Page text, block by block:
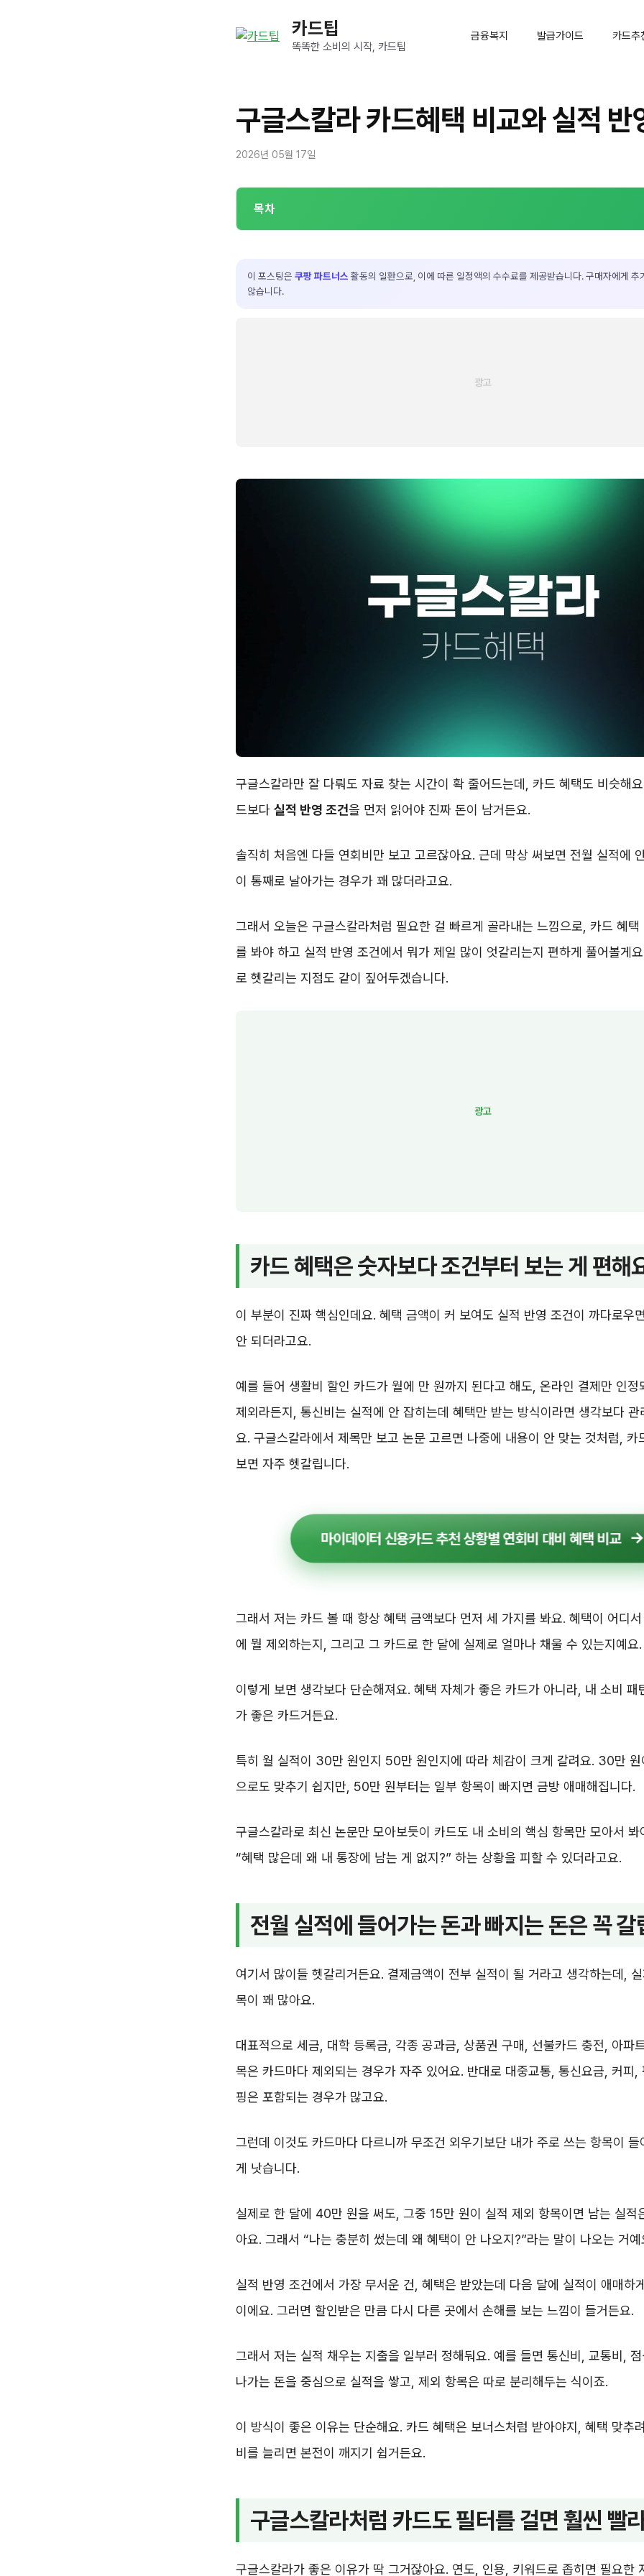
카드팁
똑똑한 소비의 시작, 카드팁
금융복지 발급가이드 카드추
구글스칼라 카드혜택 비교와 실적 반
2026년 05월 17일
목차
이 포스팅은 쿠팡 파트너스 활동의 일환으로, 이에 따른 일정액의 수수료를 제공받습니다. 구매자에게 추
않습니다.
구글스칼라만 잘 다뤄도 자료 찾는 시간이 확 줄어드는데, 카드 혜택도 비슷해
드보다 실적 반영 조건을 먼저 읽어야 진짜 돈이 남거든요.
솔직히 처음엔 다들 연회비만 보고 고르잖아요. 근데 막상 써보면 전월 실적에
이 통째로 날아가는 경우가 꽤 많더라고요.
그래서 오늘은 구글스칼라처럼 필요한 걸 빠르게 골라내는 느낌으로, 카드 혜
를 봐야 하고 실적 반영 조건에서 뭐가 제일 많이 엇갈리는지 편하게 풀어볼게
로 헷갈리는 지점도 같이 짚어두겠습니다.
카드 혜택은 숫자보다 조건부터 보는 게 편해
이 부분이 진짜 핵심인데요. 혜택 금액이 커 보여도 실적 반영 조건이 까다로우
안 되더라고요.
예를 들어 생활비 할인 카드가 월에 만 원까지 된다고 해도, 온라인 결제만 인정
제외라든지, 통신비는 실적에 안 잡히는데 혜택만 받는 방식이라면 생각보다 관
요. 구글스칼라에서 제목만 보고 논문 고르면 나중에 내용이 안 맞는 것처럼, 카
보면 자주 헷갈립니다.
마이데이터 신용카드 추천 상황별 연회비 대비 혜택 비교
그래서 저는 카드 볼 때 항상 혜택 금액보다 먼저 세 가지를 봐요. 혜택이 어디
에 뭘 제외하는지, 그리고 그 카드로 한 달에 실제로 얼마나 채울 수 있는지예요.
이렇게 보면 생각보다 단순해져요. 혜택 자체가 좋은 카드가 아니라, 내 소비 패
가 좋은 카드거든요.
특히 월 실적이 30만 원인지 50만 원인지에 따라 체감이 크게 갈려요. 30만 원
으로도 맞추기 쉽지만, 50만 원부터는 일부 항목이 빠지면 금방 애매해집니다.
구글스칼라로 최신 논문만 모아보듯이 카드도 내 소비의 핵심 항목만 모아서 봐
“혜택 많은데 왜 내 통장에 남는 게 없지?” 하는 상황을 피할 수 있더라고요.
전월 실적에 들어가는 돈과 빠지는 돈은 꼭 갈
여기서 많이들 헷갈리거든요. 결제금액이 전부 실적이 될 거라고 생각하는데,
목이 꽤 많아요.
대표적으로 세금, 대학 등록금, 각종 공과금, 상품권 구매, 선불카드 충전, 아파
목은 카드마다 제외되는 경우가 자주 있어요. 반대로 대중교통, 통신요금, 커피,
핑은 포함되는 경우가 많고요.
그런데 이것도 카드마다 다르니까 무조건 외우기보단 내가 주로 쓰는 항목이 들
게 낫습니다.
실제로 한 달에 40만 원을 써도, 그중 15만 원이 실적 제외 항목이면 남는 실적
아요. 그래서 “나는 충분히 썼는데 왜 혜택이 안 나오지?”라는 말이 나오는 거예
실적 반영 조건에서 가장 무서운 건, 혜택은 받았는데 다음 달에 실적이 애매하
이에요. 그러면 할인받은 만큼 다시 다른 곳에서 손해를 보는 느낌이 들거든요.
그래서 저는 실적 채우는 지출을 일부러 정해둬요. 예를 들면 통신비, 교통비,
나가는 돈을 중심으로 실적을 쌓고, 제외 항목은 따로 분리해두는 식이죠.
이 방식이 좋은 이유는 단순해요. 카드 혜택은 보너스처럼 받아야지, 혜택 맞추
비를 늘리면 본전이 깨지기 쉽거든요.
구글스칼라처럼 카드도 필터를 걸면 훨씬 빨
구글스칼라가 좋은 이유가 딱 그거잖아요. 연도, 인용, 키워드로 좁히면 필요한